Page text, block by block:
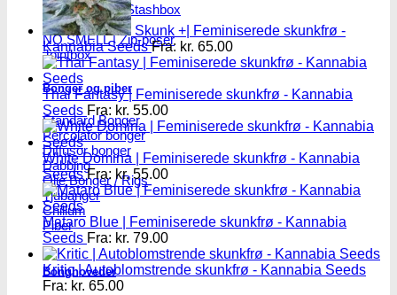
Skulekasser / Stashbox
Zip-poser
NO SMELL | Zip-poser
Jointbox
Bonger og piber
Standard Bonger
Percolator bonger
Diffusor bonger
Dabbing
Olie Bonger / Rigs
Tjubanger
Chillum
Piber
Bonghoveder
Skunk +| Feminiserede skunkfrø -
Kannabia Seeds Fra: kr. 65.00
Thai Fantasy | Feminiserede skunkfrø - Kannabia
Seeds Fra: kr. 55.00
White Domina | Feminiserede skunkfrø - Kannabia
Seeds Fra: kr.55.00
Mataro Blue | Feminiserede skunkfrø - Kannabia
Seeds Fra: kr. 79.00
Kritic | Autoblomstrende skunkfrø - Kannabia Seeds
Fra: kr. 65.00